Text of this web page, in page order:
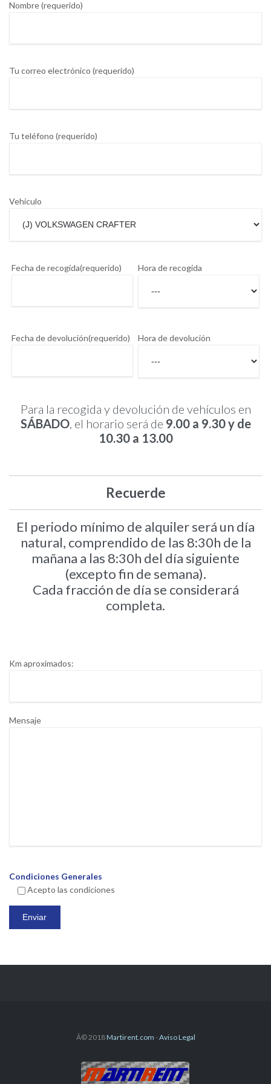
Nombre (requerido)
Tu correo electrónico (requerido)
Tu teléfono (requerido)
Vehículo
Fecha de recogida(requerido) Hora de recogida
Fecha de devolución(requerido) Hora de devolución
Para la recogida y devolución de vehí­culos en
SÁBADO, el horario será de 9.00 a 9.30 y de
10.30 a 13.00
Recuerde
El periodo mí­nimo de alquiler será un día
natural, comprendido de las 8:30h de la
mañana a las 8:30h del día siguiente
(excepto fin de semana).
Cada fracción de día se considerará
completa.
Km aproximados:
Mensaje
Condiciones Generales
Acepto las condiciones
Â© 2018Martirent.com -Aviso Legal